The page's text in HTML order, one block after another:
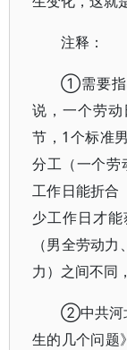
注释：
①需要指
说，一个劳
节，1个标准
分工（一个劳
工作日能折合
少工作日才
（男全劳动
力）之间不同
②中共河
生的几个问题